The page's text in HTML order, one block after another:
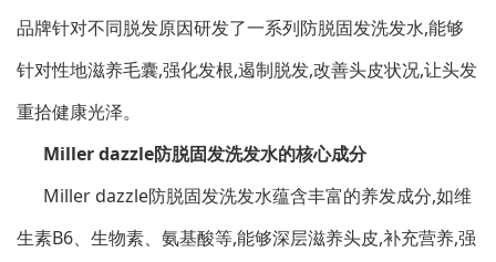
品牌针对不同脱发原因研发了一系列防脱固发洗发水,能够
针对性地滋养毛囊,强化发根,遏制脱发,改善头皮状况,让头发
重拾健康光泽。
Miller dazzle防脱固发洗发水的核心成分
Miller dazzle防脱固发洗发水蕴含丰富的养发成分,如维
生素B6、生物素、氨基酸等,能够深层滋养头皮,补充营养,强